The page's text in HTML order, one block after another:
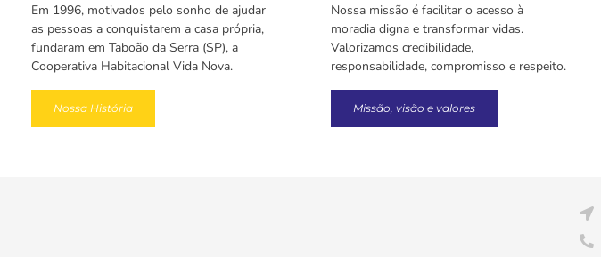
Em 1996, motivados pelo sonho de ajudar
as pessoas a conquistarem a casa própria,
fundaram em Taboão da Serra (SP), a
Cooperativa Habitacional Vida Nova.
Nossa História
Nossa missão é facilitar o acesso à
moradia digna e transformar vidas.
Valorizamos credibilidade,
responsabilidade, compromisso e respeito.
Missão, visão e valores